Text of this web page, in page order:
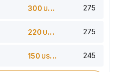
300 USDT 275
220 USDT 275
150 USDT 245